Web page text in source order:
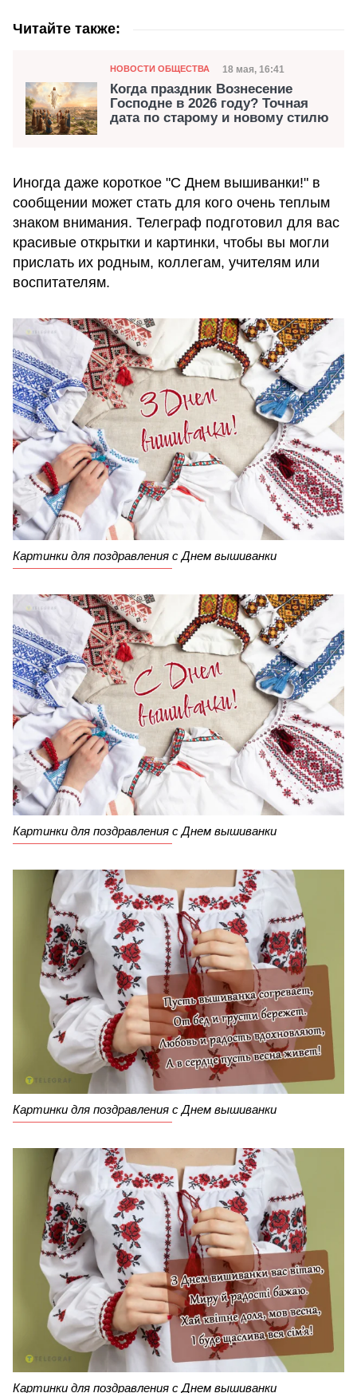
Читайте также:
Категория
НОВОСТИ ОБЩЕСТВА Дата публикации
18 мая, 16:41
Когда праздник Вознесение
Господне в 2026 году? Точная
дата по старому и новому стилю
Иногда даже короткое "С Днем вышиванки!" в
сообщении может стать для кого очень теплым
знаком внимания. Телеграф подготовил для вас
красивые открытки и картинки, чтобы вы могли
прислать их родным, коллегам, учителям или
воспитателям.
Картинки для поздравления с Днем вышиванки
Картинки для поздравления с Днем вышиванки
Картинки для поздравления с Днем вышиванки
Картинки для поздравления с Днем вышиванки